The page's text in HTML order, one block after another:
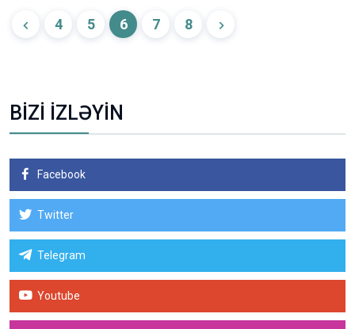
4 5 6 7 8
BİZİ İZLƏYİN
Facebook
Twitter
Telegram
Youtube